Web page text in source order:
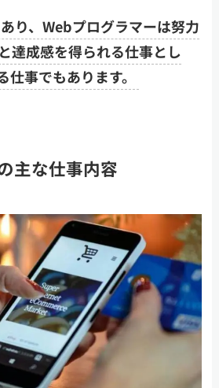
り、Webプログラマーは努力
達成感を得られる仕事とし
事でもあります。
主な仕事内容